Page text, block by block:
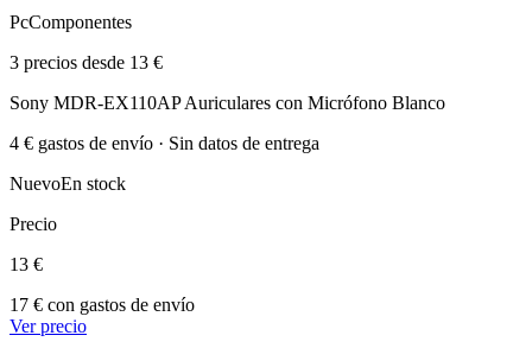
PcComponentes
3 precios desde 13 €
Sony MDR-EX110AP Auriculares con Micrófono Blanco
4 € gastos de envío · Sin datos de entrega
NuevoEn stock
Precio
13 €
17 € con gastos de envío
Ver precio